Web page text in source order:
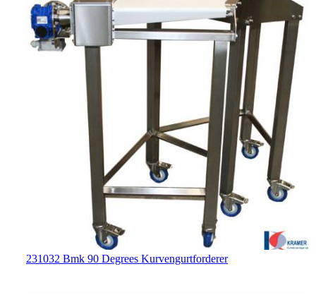
231032 Bmk 90 Degrees Kurvengurtforderer